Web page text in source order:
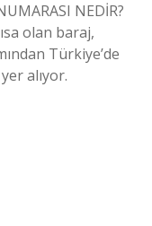
NEDİR?
olan baraj,
Türkiye’de
alıyor.